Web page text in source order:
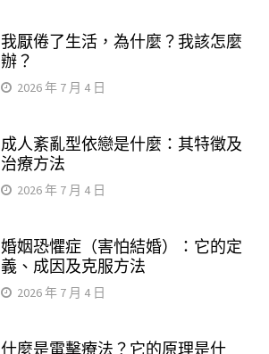
我厭倦了生活，為什麼？我該怎麼
辦？
2026 年 7 月 4 日
成人紊亂型依戀是什麼：其特徵及
治療方法
2026 年 7 月 4 日
婚姻恐懼症（害怕結婚）：它的定
義、成因及克服方法
2026 年 7 月 4 日
什麼是電擊療法？它的原理是什